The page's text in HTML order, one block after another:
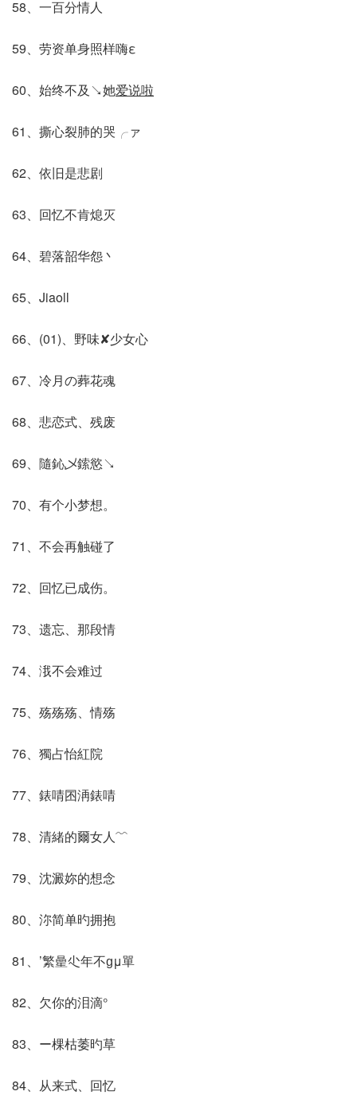
58、一百分情人
59、劳资单身照样嗨ε
60、始终不及↘她爱说啦
61、撕心裂肺的哭╭ァ
62、依旧是悲剧
63、回忆不肯熄灭
64、碧落韶华怨丶
65、Jiaoll
66、(01)、野味✘少女心
67、冷月の葬花魂
68、悲恋式、残废
69、隨鈊乄鎍慾↘
70、有个小梦想。
71、不会再触碰了
72、回忆已成伤。
73、遗忘、那段情
74、涐不会难过
75、殇殇殇、情殇
76、獨占怡紅院
77、錶啨囨洅錶啨
78、清緒的爾女人﹌
79、沈澱妳的想念
80、沵简单旳拥抱
81、’繁曐尐年不ɡμ單
82、欠你的泪滴°
83、ー棵枯萎旳草
84、从来式、回忆